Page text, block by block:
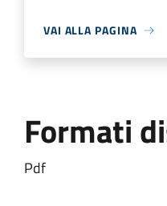
VAI ALLA PAGINA
Formati
Pdf